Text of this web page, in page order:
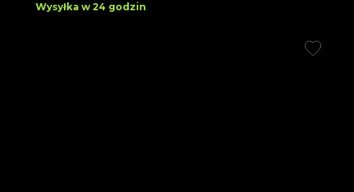
Wysyłka w 24 godzin